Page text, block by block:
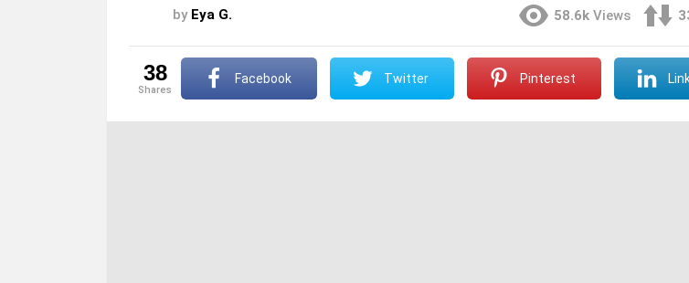
by Eya G. 58.6k Views
38
shares
Facebook Twitter Pinterest